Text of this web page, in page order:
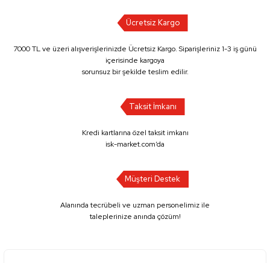
Ücretsiz Kargo
7000 TL ve üzeri alışverişlerinizde Ücretsiz Kargo. Siparişleriniz 1-3 iş günü
içerisinde kargoya
sorunsuz bir şekilde teslim edilir.
Taksit İmkanı
Kredi kartlarına özel taksit imkanı
isk-market.com’da
Müşteri Destek
Alanında tecrübeli ve uzman personelimiz ile
taleplerinize anında çözüm!